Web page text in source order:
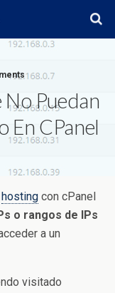
No Puedan
En CPanel
hosting con cPanel
o rangos de IPs
a un
visitado